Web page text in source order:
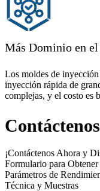
Más Dominio en
Los moldes de
inyección rápida de
complejas, y el costo es
Contáctenos
¡Contáctenos Ahora y
Formulario para
Parámetros de
Técnica y Muestras